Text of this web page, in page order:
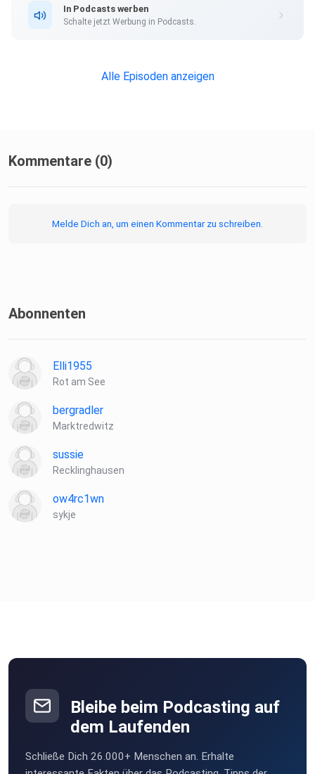
In Podcasts werben
Schalte jetzt Werbung in Podcasts.
Alle Episoden anzeigen
Kommentare (0)
Melde Dich an, um einen Kommentar zu schreiben.
Abonnenten
Elli1955
Rot am See
bergradler
Marktredwitz
sussie
Recklinghausen
ow4rc1wn
sykje
Bleibe beim Podcasting auf
dem Laufenden
Schließe Dich 26.000+ Menschen an. Erhalte